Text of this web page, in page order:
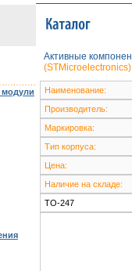
модули
Активные
(STMicroelectronics)
Наименование:
Производитель:
Маркировка:
Тип корпуса:
Цена:
Наличие на складе:
TO-247